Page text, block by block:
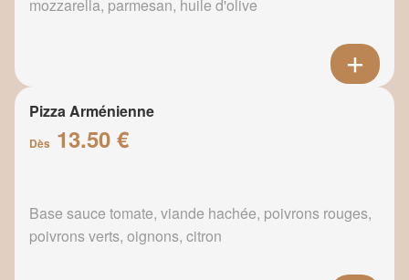
mozzarella, parmesan, huile d'olive
Pizza Arménienne
Dès 13.50 €
Base sauce tomate, viande hachée, poivrons rouges,
poivrons verts, oignons, citron